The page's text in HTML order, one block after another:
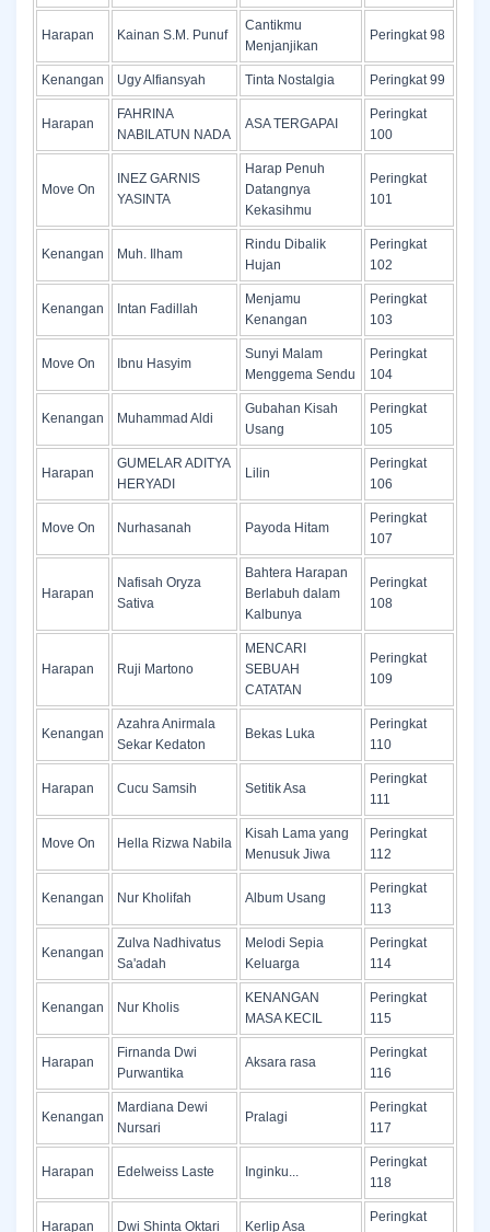
Harapan Kainan S.M. Punuf
Cantikmu
Menjanjikan
Peringkat 98
Kenangan Ugy Alfiansyah Tinta Nostalgia Peringkat 99
Harapan
FAHRINA
NABILATUN NADA
ASA TERGAPAI
Peringkat
100
Move On
INEZ GARNIS
YASINTA
Harap Penuh
Datangnya
Kekasihmu
Peringkat
101
Kenangan Muh. Ilham
Rindu Dibalik
Hujan
Peringkat
102
Kenangan Intan Fadillah
Menjamu
Kenangan
Peringkat
103
Move On Ibnu Hasyim
Sunyi Malam
Menggema Sendu
Peringkat
104
Kenangan Muhammad Aldi
Gubahan Kisah
Usang
Peringkat
105
Harapan
GUMELAR ADITYA
HERYADI
Lilin
Peringkat
106
Move On Nurhasanah Payoda Hitam
Peringkat
107
Harapan
Nafisah Oryza
Sativa
Bahtera Harapan
Berlabuh dalam
Kalbunya
Peringkat
108
Harapan Ruji Martono
MENCARI
SEBUAH
CATATAN
Peringkat
109
Kenangan
Azahra Anirmala
Sekar Kedaton
Bekas Luka
Peringkat
110
Harapan Cucu Samsih Setitik Asa
Peringkat
111
Move On Hella Rizwa Nabila
Kisah Lama yang
Menusuk Jiwa
Peringkat
112
Kenangan Nur Kholifah Album Usang
Peringkat
113
Kenangan
Zulva Nadhivatus
Sa'adah
Melodi Sepia
Keluarga
Peringkat
114
Kenangan Nur Kholis
KENANGAN
MASA KECIL
Peringkat
115
Harapan
Firnanda Dwi
Purwantika
Aksara rasa
Peringkat
116
Kenangan
Mardiana Dewi
Nursari
Pralagi
Peringkat
117
Harapan Edelweiss Laste Inginku...
Peringkat
118
Harapan Dwi Shinta Oktari Kerlip Asa
Peringkat